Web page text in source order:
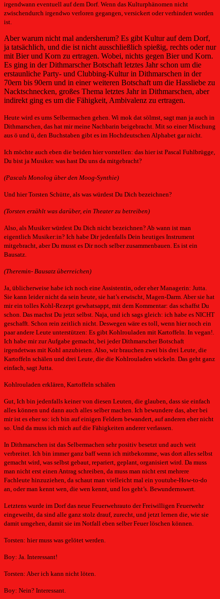
irgendwann eventuell auf dem Dorf. Wenn das Kulturphänomen nicht
zwischendurch irgendwo verloren gegangen, versickert oder verhindert worden
ist.
Aber warum nicht mal andersherum? Es gibt Kultur auf dem Dorf,
ja tatsächlich, und die ist nicht ausschließlich spießig, rechts oder nur
mit Bier und Korn zu ertragen. Wobei, nichts gegen Bier und Korn.
Es ging in der Dithmarscher Botschaft letztes Jahr schon um die
erstaunliche Party- und Clubbing-Kultur in Dithmarschen in der
70ern bis 90ern und in einer weiteren Botschaft um die Hassliebe zu
Nacktschnecken, großes Thema letztes Jahr in Dithmarschen, aber
indirekt ging es um die Fähigkeit, Ambivalenz zu ertragen.
Heute wird es ums Selbermachen gehen. Wi mok dat sölmst, sagt man ja auch in
Dithmarschen, das hat mir meine Nachbarin beigebracht. Mit so einer Mischung
aus ö und ü, den Buchstaben gibt es im Hochdeutschen Alphabet gar nicht.
Ich möchte auch eben die beiden hier vorstellen: das hier ist Pascal Fuhlbrügge,
Du bist ja Musiker. was hast Du uns da mitgebracht?
(Pascals Monolog über den Moog-Synthie)
Und hier Torsten Schütte, als was würdest Du Dich bezeichnen?
(Torsten erzählt was darüber, ein Theater zu betreiben)
Also, als Musiker würdest Du Dich nicht bezeichnen? Ab wann ist man
eigentlich Musiker:in? Ich habe Dir jedenfalls Dein heutiges Instrument
mitgebracht, aber Du musst es Dir noch selber zusammenbauen. Es ist ein
Bausatz.
(Theremin- Bausatz überreichen)
Ja, üblicherweise habe ich noch eine Assistentin, oder eher Managerin: Jutta.
Sie kann leider nicht da sein heute, sie hat’s erwischt, Magen-Darm. Aber sie hat
mir ein tolles Kohl-Rezept gewhatsappt, mit dem Kommentar: das schaffst Du
schon. Das machst Du jetzt selbst. Naja, und ich sags gleich: ich habe es NICHT
geschafft. Schon rein zeitlich nicht. Deswegen wäre es toll, wenn hier noch ein
paar andere Leute unterstützen: Es gibt Kohlrouladen mit Kartoffeln. In vegan!.
Ich habe mir zur Aufgabe gemacht, bei jeder Dithmarscher Botschaft
irgendetwas mit Kohl anzubieten. Also, wir brauchen zwei bis drei Leute, die
Kartoffeln schälen und drei Leute, die die Kohlrouladen wickeln. Das geht ganz
einfach, sagt Jutta.
Kohlrouladen erklären, Kartoffeln schälen
Gut, Ich bin jedenfalls keiner von diesen Leuten, die glauben, dass sie einfach
alles können und dann auch alles selber machen. Ich bewundere das, aber bei
mir ist es eher so: ich bin auf einigen Feldern bewandert, auf anderen eher nicht
so. Und da muss ich mich auf die Fähigkeiten anderer verlassen.
In Dithmarschen ist das Selbermachen sehr positiv besetzt und auch weit
verbreitet. Ich bin immer ganz baff wenn ich mitbekomme, was dort alles selbst
gemacht wird, was selbst gebaut, repariert, geplant, organisiert wird. Da muss
man nicht erst einen Antrag schreiben, da muss man nicht erst mehrere
Fachleute hinzuziehen, da schaut man vielleicht mal ein youtube-How-to-do
an, oder man kennt wen, die wen kennt, und los geht’s. Bewundernswert.
Letztens wurde im Dorf das neue Feuerwehrauto der Freiwilligen Feuerwehr
eingeweiht, da sind alle ganz stolz drauf, zurecht, und jetzt lernen die, wie sie
damit umgehen, damit sie im Notfall eben selber Feuer löschen können.
Torsten: hier muss was gelötet werden.
Boy: Ja. Interessant!
Torsten: Aber ich kann nicht löten.
Boy: Nein? Interessant.